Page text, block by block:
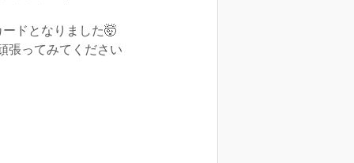
ドとなりました🤯
張ってみてください